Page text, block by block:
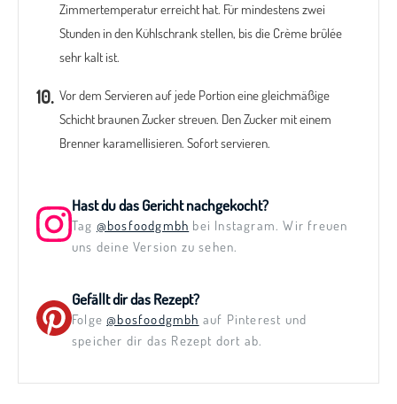
Zimmertemperatur erreicht hat. Für mindestens zwei
Stunden in den Kühlschrank stellen, bis die Crème brûlée
sehr kalt ist.
Vor dem Servieren auf jede Portion eine gleichmäßige
Schicht braunen Zucker streuen. Den Zucker mit einem
Brenner karamellisieren. Sofort servieren.
Hast du das Gericht nachgekocht?
Tag @bosfoodgmbh bei Instagram. Wir freuen
uns deine Version zu sehen.
Gefällt dir das Rezept?
Folge@bosfoodgmbh auf Pinterest und
speicher dir das Rezept dort ab.